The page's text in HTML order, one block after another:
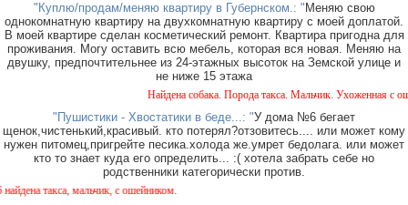
"Куплю/продам/меняю квартиру в Губернском.: " Меняю свою
однокомнатную квартиру на двухкомнатную квартиру с моей доплатой.
В моей квартире сделан косметический ремонт. Квартира пригодна для
проживания. Могу оставить всю мебель, которая вся новая. Меняю на
двушку, предпочтительнее из 24-этажных высоток на Земской улице и
не ниже 15 этажа
Найдена собака. Порода такса. Мальчик. Ухоженная с
"Пушистики - Хвостатики в беде...: "У дома №6 бегает
щенок,чистенький,красивый. кто потерял?отзовитесь.... или может кому
нужен питомец,пригрейте песика.холода же.умрет бедолага. или может
кто то знает куда его определить... :( хотела забрать себе но
родственники категорически против.
такса, мальчик, с ошейником.